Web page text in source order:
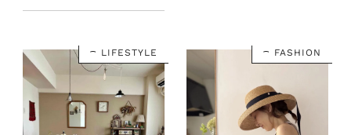
LIFESTYLE FASHION